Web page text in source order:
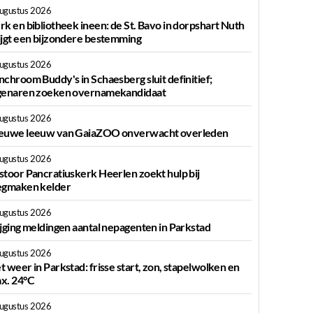
2026
en bibliotheek ineen: de St. Bavo in dorpshart Nuth
een bijzondere bestemming
2026
Buddy's in Schaesberg sluit definitief;
zoeken overnamekandidaat
2026
leeuw van GaiaZOO onverwacht overleden
2026
Pancratiuskerk Heerlen zoekt hulp bij
kelder
2026
meldingen aantal nepagenten in Parkstad
2026
weer in Parkstad: frisse start, zon, stapelwolken en
24°C
2026